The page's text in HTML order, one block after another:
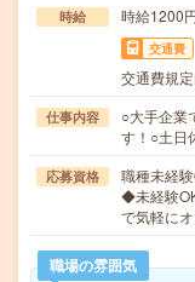
時給 時給1200
交通費
交通費規
仕事内容
○大手企業
す！○土日
応募資格
職種未経
◆未経験
で気軽に
職場の雰囲気